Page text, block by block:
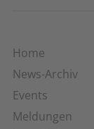
Home
News-Archiv
Events
Meldungen